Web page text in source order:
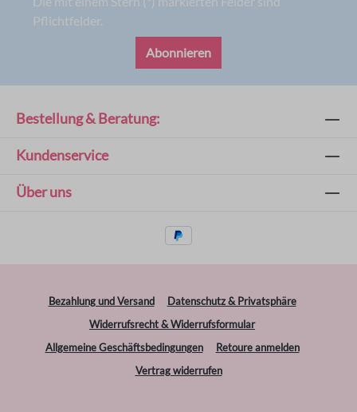
Pflichtfelder.
Abonnieren
Bestellung & Beratung:
Kundenservice
Über uns
Bezahlung und Versand
Datenschutz & Privatsphäre
Widerrufsrecht & Widerrufsformular
Allgemeine Geschäftsbedingungen
Retoure anmelden
Vertrag widerrufen